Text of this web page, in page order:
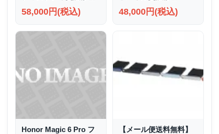
58,000円(税込) 48,000円(税込)
Honor Magic 6 Pro フ
【メール便送料無料】